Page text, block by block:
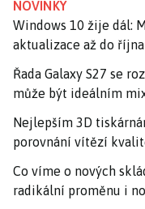
NOVINKY
Windows 10 žije dál:
aktualizace až do
Řada Galaxy S27 se
může být ideálním
Nejlepším 3D
porovnání vítězí
Co víme o nových
radikální proměnu i